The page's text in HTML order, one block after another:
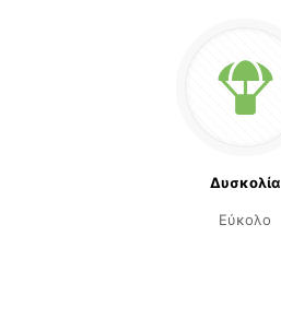
Δυσκολία
Εύκολο